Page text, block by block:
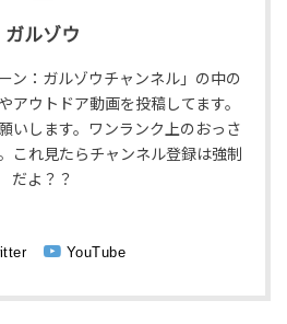
ガルゾウ
ン：ガルゾウチャンネル」の中の
アウトドア動画を投稿してます。
いします。ワンランク上のおっさ
これ見たらチャンネル登録は強制
だよ？？
YouTube